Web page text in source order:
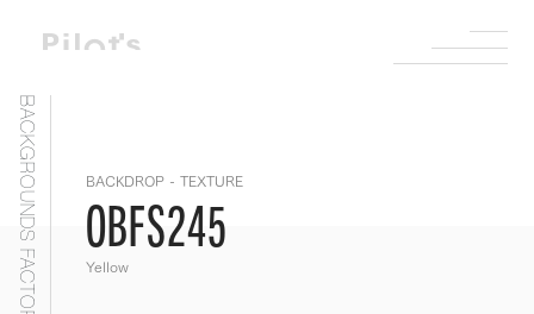
BACKGROUNDS FACTORY BACKDROP - TEXTURE
OBFS245
Yellow